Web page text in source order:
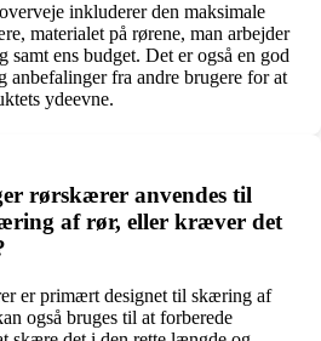
inkluderer den maksimale
materialet på rørene, man arbejder
samt ens budget. Det er også en god
anbefalinger fra andre brugere for at
ydeevne.
rørskærer anvendes til
af rør, eller kræver det
er primært designet til skæring af
også bruges til at forberede